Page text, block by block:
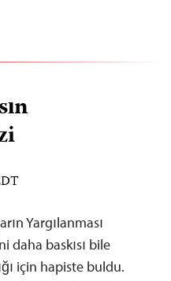
Yargılanması
daha baskısı bile
için hapiste buldu.